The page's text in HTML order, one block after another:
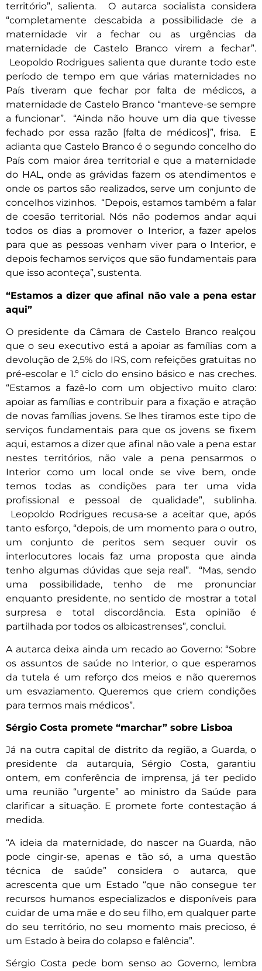
território”, salienta. O autarca socialista considera
“completamente descabida a possibilidade de a
maternidade vir a fechar ou as urgências da
maternidade de Castelo Branco virem a fechar”.
Leopoldo Rodrigues salienta que durante todo este
período de tempo em que várias maternidades no
País tiveram que fechar por falta de médicos, a
maternidade de Castelo Branco “manteve-se sempre
a funcionar”. “Ainda não houve um dia que tivesse
fechado por essa razão [falta de médicos]”, frisa. E
adianta que Castelo Branco é o segundo concelho do
País com maior área territorial e que a maternidade
do HAL, onde as grávidas fazem os atendimentos e
onde os partos são realizados, serve um conjunto de
concelhos vizinhos. “Depois, estamos também a falar
de coesão territorial. Nós não podemos andar aqui
todos os dias a promover o Interior, a fazer apelos
para que as pessoas venham viver para o Interior, e
depois fechamos serviços que são fundamentais para
que isso aconteça”, sustenta.
“Estamos a dizer que afinal não vale a pena estar
aqui”
O presidente da Câmara de Castelo Branco realçou
que o seu executivo está a apoiar as famílias com a
devolução de 2,5% do IRS, com refeições gratuitas no
pré-escolar e 1.º ciclo do ensino básico e nas creches.
“Estamos a fazê-lo com um objectivo muito claro:
apoiar as famílias e contribuir para a fixação e atração
de novas famílias jovens. Se lhes tiramos este tipo de
serviços fundamentais para que os jovens se fixem
aqui, estamos a dizer que afinal não vale a pena estar
nestes territórios, não vale a pena pensarmos o
Interior como um local onde se vive bem, onde
temos todas as condições para ter uma vida
profissional e pessoal de qualidade”, sublinha.
Leopoldo Rodrigues recusa-se a aceitar que, após
tanto esforço, “depois, de um momento para o outro,
um conjunto de peritos sem sequer ouvir os
interlocutores locais faz uma proposta que ainda
tenho algumas dúvidas que seja real”. “Mas, sendo
uma possibilidade, tenho de me pronunciar
enquanto presidente, no sentido de mostrar a total
surpresa e total discordância. Esta opinião é
partilhada por todos os albicastrenses”, conclui.
A autarca deixa ainda um recado ao Governo: “Sobre
os assuntos de saúde no Interior, o que esperamos
da tutela é um reforço dos meios e não queremos
um esvaziamento. Queremos que criem condições
para termos mais médicos”.
Sérgio Costa promete “marchar” sobre Lisboa
Já na outra capital de distrito da região, a Guarda, o
presidente da autarquia, Sérgio Costa, garantiu
ontem, em conferência de imprensa, já ter pedido
uma reunião “urgente” ao ministro da Saúde para
clarificar a situação. E promete forte contestação á
medida.
“A ideia da maternidade, do nascer na Guarda, não
pode cingir-se, apenas e tão só, a uma questão
técnica de saúde” considera o autarca, que
acrescenta que um Estado “que não consegue ter
recursos humanos especializados e disponíveis para
cuidar de uma mãe e do seu filho, em qualquer parte
do seu território, no seu momento mais precioso, é
um Estado à beira do colapso e falência”.
Sérgio Costa pede bom senso ao Governo, lembra